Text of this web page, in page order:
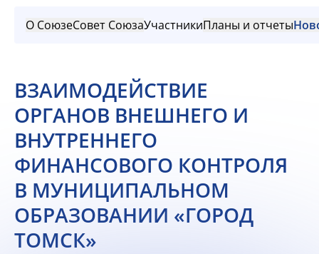
О СоюзеСовет СоюзаУчастникиПланы и отчеты
ВЗАИМОДЕЙСТВИЕ
ОРГАНОВ ВНЕШНЕГО И
ВНУТРЕННЕГО
ФИНАНСОВОГО КОНТРОЛЯ
В МУНИЦИПАЛЬНОМ
ОБРАЗОВАНИИ «ГОРОД
ТОМСК»